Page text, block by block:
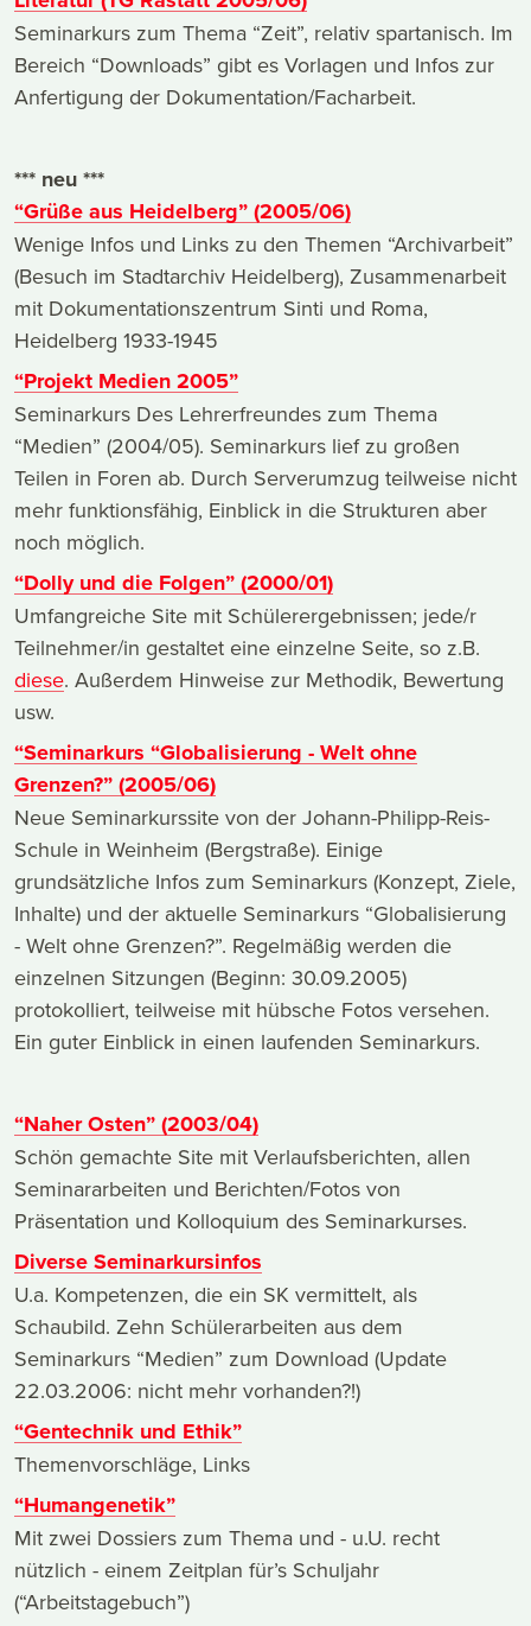
Seminarkurs zum Thema “Zeit”, relativ spartanisch. Im
Bereich “Downloads” gibt es Vorlagen und Infos zur
Anfertigung der Dokumentation/Facharbeit.
*** neu ***
“Grüße aus Heidelberg” (2005/06)
Wenige Infos und Links zu den Themen “Archivarbeit”
(Besuch im Stadtarchiv Heidelberg), Zusammenarbeit
mit Dokumentationszentrum Sinti und Roma,
Heidelberg 1933-1945
“Projekt Medien 2005”
Seminarkurs Des Lehrerfreundes zum Thema
“Medien” (2004/05). Seminarkurs lief zu großen
Teilen in Foren ab. Durch Serverumzug teilweise nicht
mehr funktionsfähig, Einblick in die Strukturen aber
noch möglich.
“Dolly und die Folgen” (2000/01)
Umfangreiche Site mit Schülerergebnissen; jede/r
Teilnehmer/in gestaltet eine einzelne Seite, so z.B.
diese. Außerdem Hinweise zur Methodik, Bewertung
usw.
“Seminarkurs “Globalisierung - Welt ohne
Grenzen?” (2005/06)
Neue Seminarkurssite von der Johann-Philipp-Reis-
Schule in Weinheim (Bergstraße). Einige
grundsätzliche Infos zum Seminarkurs (Konzept, Ziele,
Inhalte) und der aktuelle Seminarkurs “Globalisierung
- Welt ohne Grenzen?”. Regelmäßig werden die
einzelnen Sitzungen (Beginn: 30.09.2005)
protokolliert, teilweise mit hübsche Fotos versehen.
Ein guter Einblick in einen laufenden Seminarkurs.
“Naher Osten” (2003/04)
Schön gemachte Site mit Verlaufsberichten, allen
Seminararbeiten und Berichten/Fotos von
Präsentation und Kolloquium des Seminarkurses.
Diverse Seminarkursinfos
U.a. Kompetenzen, die ein SK vermittelt, als
Schaubild. Zehn Schülerarbeiten aus dem
Seminarkurs “Medien” zum Download (Update
22.03.2006: nicht mehr vorhanden?!)
“Gentechnik und Ethik”
Themenvorschläge, Links
“Humangenetik”
Mit zwei Dossiers zum Thema und - u.U. recht
nützlich - einem Zeitplan für’s Schuljahr
(“Arbeitstagebuch”)